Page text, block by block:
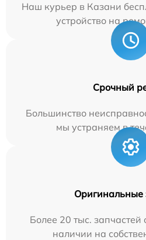
Наш курьер в Казани
устройство на
Срочный
Большинство
мы устраняем в
Оригинальные
Более 20 тыс. запчастей
наличии на